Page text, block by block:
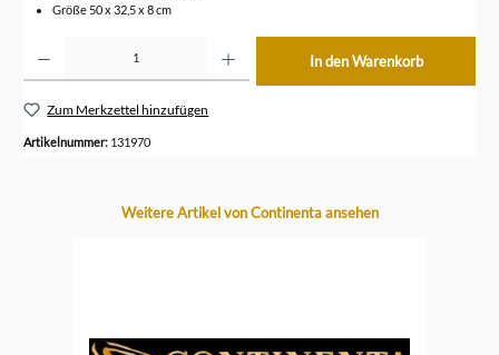
Größe 50 x 32,5 x 8 cm
In den Warenkorb
Zum Merkzettel hinzufügen
Artikelnummer: 131970
Produktgalerie überspringen
Weitere Artikel von Continenta ansehen